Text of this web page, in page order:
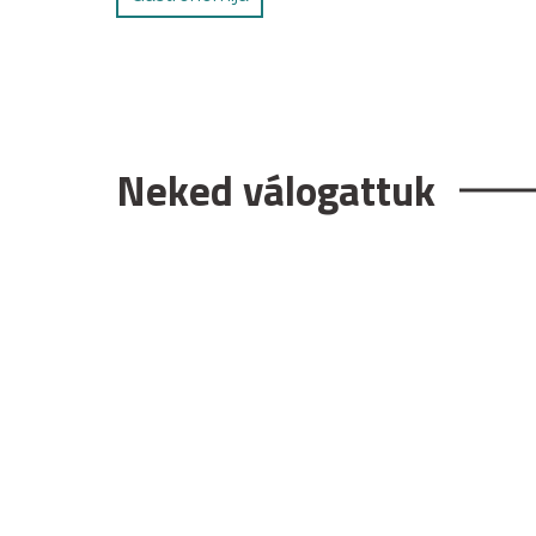
Neked válogattuk